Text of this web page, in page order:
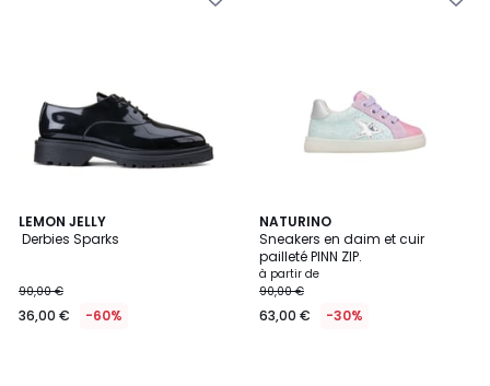
LEMON JELLY
Derbies Sparks
90,00 €
36,00 € -60%
NATURINO
Sneakers en daim et cuir
pailleté PINN ZIP.
à partir de
90,00 €
63,00 € -30%